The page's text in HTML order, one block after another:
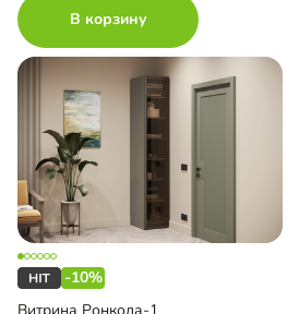
В корзину
-10%
Витрина Ронкола-1